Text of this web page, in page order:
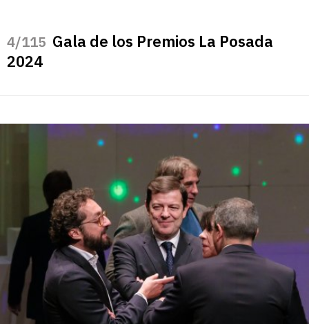
/115 Gala de los Premios La Posada
2024